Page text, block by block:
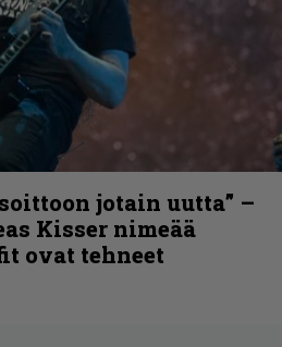
jotain uutta” –
Kisser nimeää
ovat tehneet